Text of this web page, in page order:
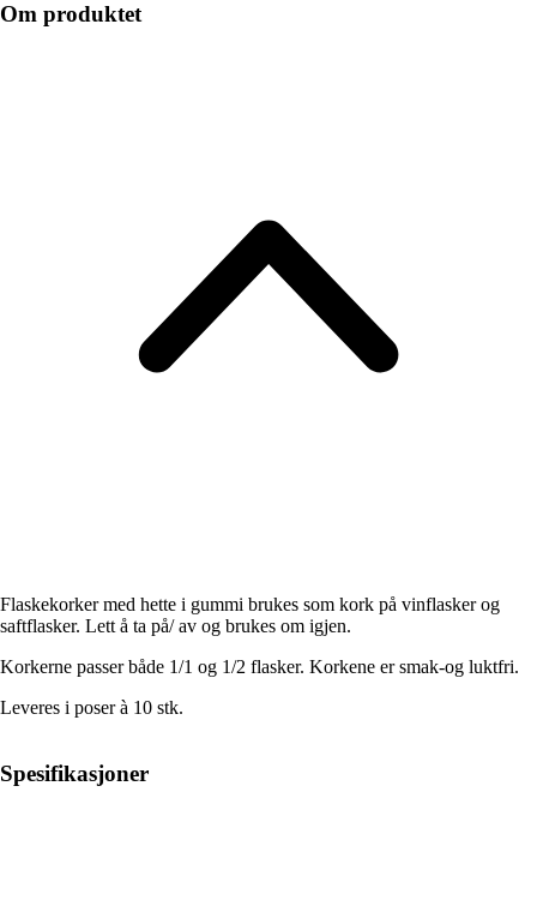
Om produktet
Flaskekorker med hette i gummi brukes som kork på vinflasker og
saftflasker. Lett å ta på/ av og brukes om igjen.
Korkerne passer både 1/1 og 1/2 flasker. Korkene er smak-og luktfri.
Leveres i poser à 10 stk.
Spesifikasjoner